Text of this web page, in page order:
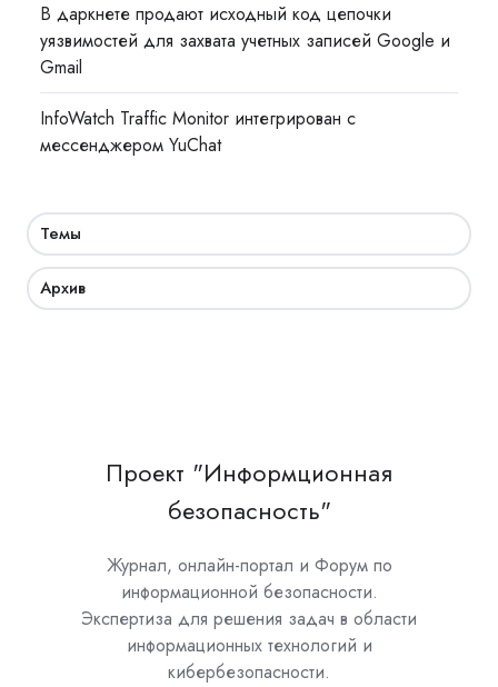
В даркнете продают исходный код цепочки
уязвимостей для захвата учетных записей Google и
Gmail
InfoWatch Traffic Monitor интегрирован с
мессенджером YuChat
Темы
Архив
Проект "Информционная
безопасность"
Журнал, онлайн-портал и Форум по
информационной безопасности.
Экспертиза для решения задач в области
информационных технологий и
кибербезопасности.